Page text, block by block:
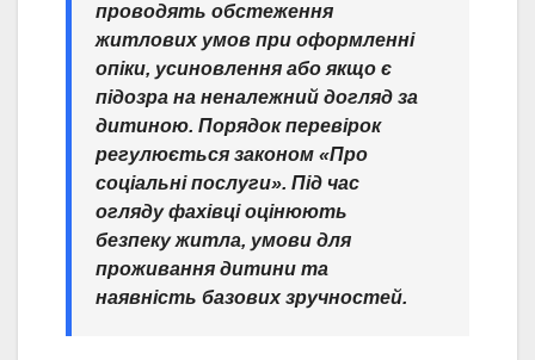
проводять обстеження
житлових умов при оформленні
опіки, усиновлення або якщо є
підозра на неналежний догляд за
дитиною. Порядок перевірок
регулюється законом «Про
соціальні послуги». Під час
огляду фахівці оцінюють
безпеку житла, умови для
проживання дитини та
наявність базових зручностей.